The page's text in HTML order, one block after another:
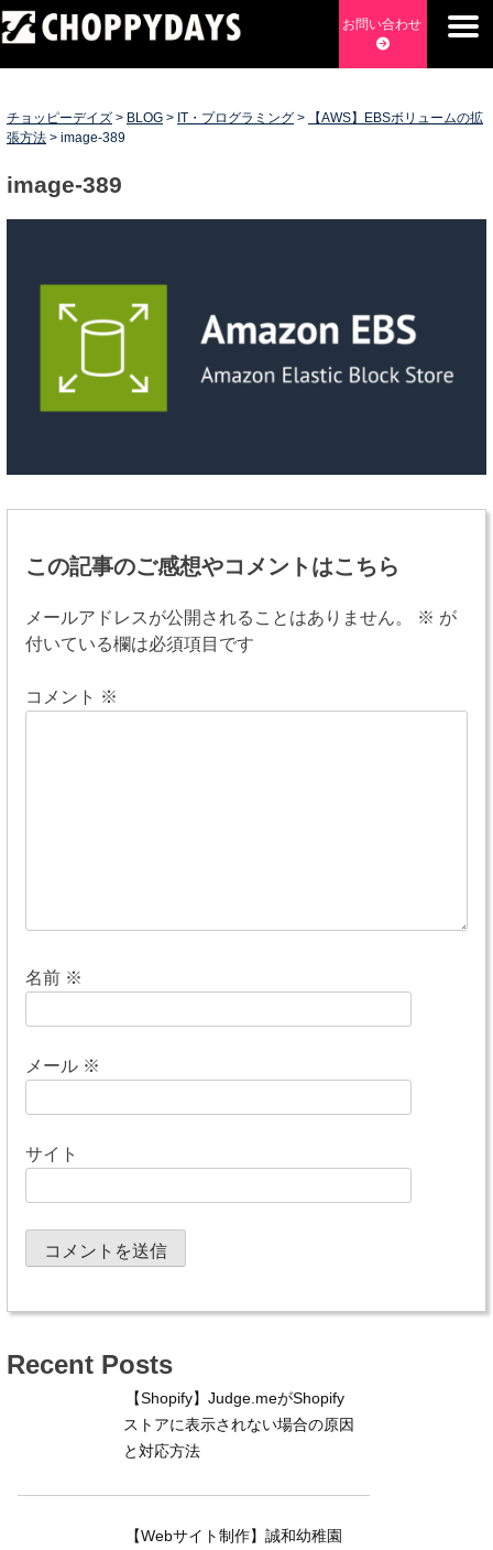
Skip
to
content
支援・ECサイト立ち上げ・Webマーケティング・SEO・ホー
ムページ制作・Web開発・アプリ開発・コーチング チョッピ
お問い合わせ
チョッピーデイズ > BLOG > IT・プログラミング >
【AWS】EBSボリュームの拡
張方法 > image-389
image-389
稿
ビ
ゲ
この記事のご感想やコメントはこちら
メールアドレスが公開されることはありません。 ※ が
付いている欄は必須項目です
コメント ※
名前 ※
メール ※
サイト
Recent Posts
【Shopify】Judge.meがShopify
ストアに表示されない場合の原因
と対応方法
【Webサイト制作】誠和幼稚園